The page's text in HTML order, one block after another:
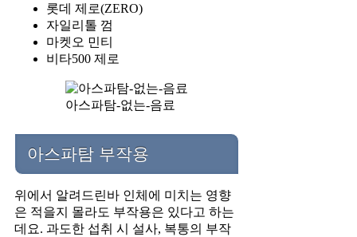
롯데 제로(ZERO)
자일리톨 껌
마켓오 민티
비타500 제로
아스파탐-없는-음료
아스파탐 부작용
위에서 알려드린바 인체에 미치는 영향
은 적을지 몰라도 부작용은 있다고 하는
데요. 과도한 섭취 시 설사, 복통의 부작